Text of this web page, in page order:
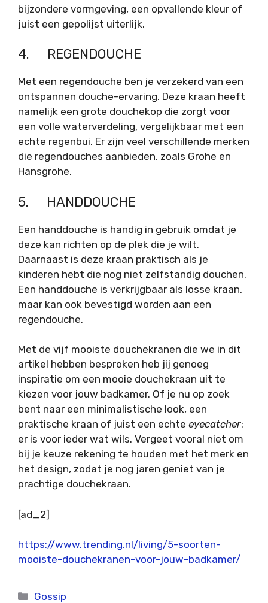
bijzondere vormgeving, een opvallende kleur of
juist een gepolijst uiterlijk.
4. REGENDOUCHE
Met een regendouche ben je verzekerd van een
ontspannen douche-ervaring. Deze kraan heeft
namelijk een grote douchekop die zorgt voor
een volle waterverdeling, vergelijkbaar met een
echte regenbui. Er zijn veel verschillende merken
die regendouches aanbieden, zoals Grohe en
Hansgrohe.
5. HANDDOUCHE
Een handdouche is handig in gebruik omdat je
deze kan richten op de plek die je wilt.
Daarnaast is deze kraan praktisch als je
kinderen hebt die nog niet zelfstandig douchen.
Een handdouche is verkrijgbaar als losse kraan,
maar kan ook bevestigd worden aan een
regendouche.
Met de vijf mooiste douchekranen die we in dit
artikel hebben besproken heb jij genoeg
inspiratie om een mooie douchekraan uit te
kiezen voor jouw badkamer. Of je nu op zoek
bent naar een minimalistische look, een
praktische kraan of juist een echte eyecatcher:
er is voor ieder wat wils. Vergeet vooral niet om
bij je keuze rekening te houden met het merk en
het design, zodat je nog jaren geniet van je
prachtige douchekraan.
[ad_2]
https://www.trending.nl/living/5-soorten-
mooiste-douchekranen-voor-jouw-badkamer/
Categorieën
Gossip